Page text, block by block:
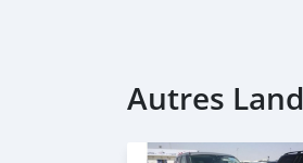
Autres